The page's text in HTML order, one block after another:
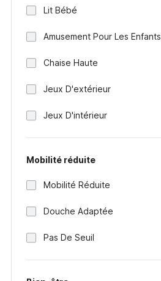
Lit Bébé
Amusement Pour Les Enfants
Chaise Haute
Jeux D'extérieur
Jeux D'intérieur
Mobilité réduite
Mobilité Réduite
Douche Adaptée
Pas De Seuil